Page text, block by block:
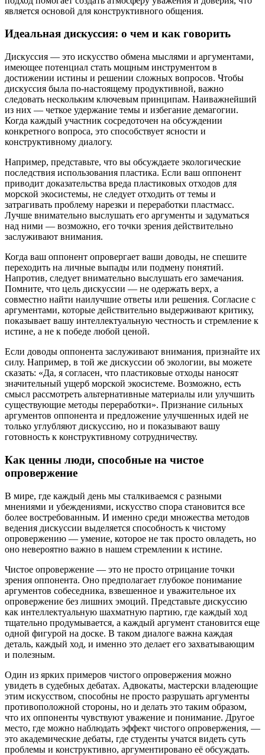
является основой для конструктивного общения.
Идеальная дискуссия: о чем и как говорить
Дискуссия — это искусство обмена мыслями и аргументами,
имеющее потенциал стать мощным инструментом в
достижении истины и решении сложных вопросов. Чтобы
дискуссия была по-настоящему продуктивной, важно
следовать нескольким ключевым принципам. Наиважнейший
из них — четкое удержание темы и избегание демагогии.
Когда каждый участник сосредоточен на обсуждении
конкретного вопроса, это способствует ясности и
конструктивному диалогу.
Например, представьте, что вы обсуждаете экологические
последствия использования пластика. Если ваш оппонент
приводит доказательства вреда пластиковых отходов для
морской экосистемы, не следует отходить от темы и
затрагивать проблему нарезки и переработки пластмасс.
Лучше внимательно выслушать его аргументы и задуматься
над ними — возможно, его точки зрения действительно
заслуживают внимания.
Когда ваш оппонент опровергает ваши доводы, не спешите
переходить на личные выпады или подмену понятий.
Напротив, следует внимательно выслушать его замечания.
Помните, что цель дискуссии — не одержать верх, а
совместно найти наилучшие ответы или решения. Согласие с
аргументами, которые действительно выдерживают критику,
показывает вашу интеллектуальную честность и стремление к
истине, а не к победе любой ценой.
Если доводы оппонента заслуживают внимания, признайте их
силу. Например, в той же дискуссии об экологии, вы можете
сказать: «Да, я согласен, что пластиковые отходы наносят
значительный ущерб морской экосистеме. Возможно, есть
смысл рассмотреть альтернативные материалы или улучшить
существующие методы переработки». Признание сильных
аргументов оппонента и предложение улучшенных идей не
только углубляют дискуссию, но и показывают вашу
готовность к конструктивному сотрудничеству.
Как ценны люди, способные на чистое
опровержение
В мире, где каждый день мы сталкиваемся с разными
мнениями и убеждениями, искусство спора становится все
более востребованным. И именно среди множества методов
ведения дискуссии выделяется способность к чистому
опровержению — умение, которое не так просто овладеть, но
оно невероятно важно в нашем стремлении к истине.
Чистое опровержение — это не просто отрицание точки
зрения оппонента. Оно предполагает глубокое понимание
аргументов собеседника, взвешенное и уважительное их
опровержение без лишних эмоций. Представьте дискуссию
как интеллектуальную шахматную партию, где каждый ход
тщательно продумывается, а каждый аргумент становится еще
одной фигурой на доске. В таком диалоге важна каждая
деталь, каждый ход, и именно это делает его захватывающим
и полезным.
Один из ярких примеров чистого опровержения можно
увидеть в судебных дебатах. Адвокаты, мастерски владеющие
этим искусством, способны не просто разрушать аргументы
противоположной стороны, но и делать это таким образом,
что их оппоненты чувствуют уважение и понимание. Другое
место, где можно наблюдать эффект чистого опровержения, —
это академические дебаты, где студенты учатся видеть суть
проблемы и конструктивно, аргументировано её обсуждать.